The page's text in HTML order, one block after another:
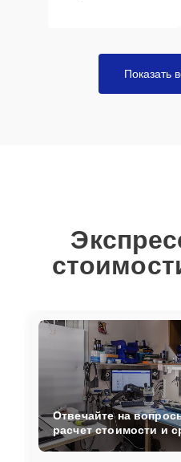
Показать
Отвечайте на
расчет стоимости и